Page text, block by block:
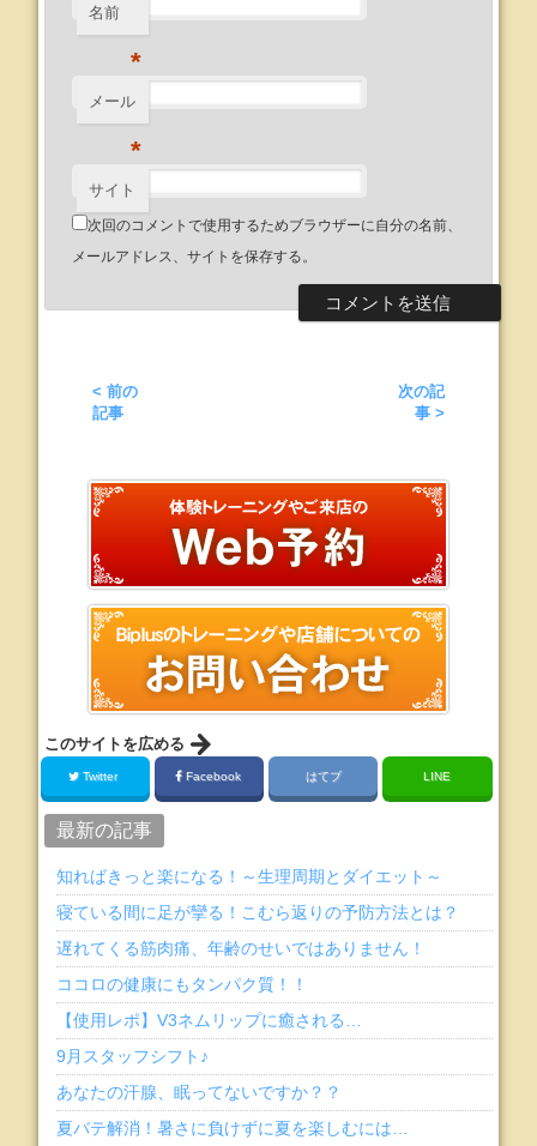
名前
*
メール
*
サイト
次回のコメントで使用するためブラウザーに自分の名前、
メールアドレス、サイトを保存する。
< 前の
記事
次の記
事 >
このサイトを広める
Twitter Facebook はてブ LINE
最新の記事
知ればきっと楽になる！～生理周期とダイエット～
寝ている間に足が攣る！こむら返りの予防方法とは？
遅れてくる筋肉痛、年齢のせいではありません！
ココロの健康にもタンパク質！！
【使用レポ】V3ネムリップに癒される…
9月スタッフシフト♪
あなたの汗腺、眠ってないですか？？
夏バテ解消！暑さに負けずに夏を楽しむには…